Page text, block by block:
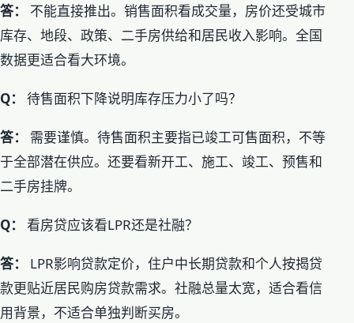
答：
不能直接推出。销售面积看成交量，房价还受城市
库存、地段、政策、二手房供给和居民收入影响。全国
数据更适合看大环境。
Q： 待售面积下降说明库存压力小了吗？
答：
需要谨慎。待售面积主要指已竣工可售面积，不等
于全部潜在供应。还要看新开工、施工、竣工、预售和
二手房挂牌。
Q： 看房贷应该看LPR还是社融？
答：
LPR影响贷款定价，住户中长期贷款和个人按揭贷
款更贴近居民购房贷款需求。社融总量太宽，适合看信
用背景，不适合单独判断买房。